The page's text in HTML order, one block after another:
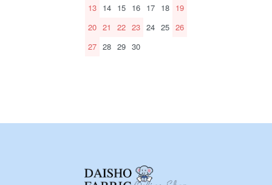
13 14 15 16 17 18 19
20 21 22 23 24 25 26
27 28 29 30